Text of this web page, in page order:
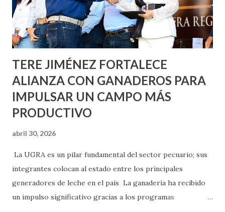
Asunción, Avenida Alameda y Decreto 27 de Septiembre, en
los edificios FOVISSSTE Ojo de Agua, en la comunidad
Norias de Paso Hondo y en los edificios de...
TERE JIMÉNEZ FORTALECE
ALIANZA CON GANADEROS PARA
IMPULSAR UN CAMPO MÁS
PRODUCTIVO
abril 30, 2026
La UGRA es un pilar fundamental del sector pecuario; sus
integrantes colocan al estado entre los principales
generadores de leche en el país La ganadería ha recibido
un impulso significativo gracias a los programas